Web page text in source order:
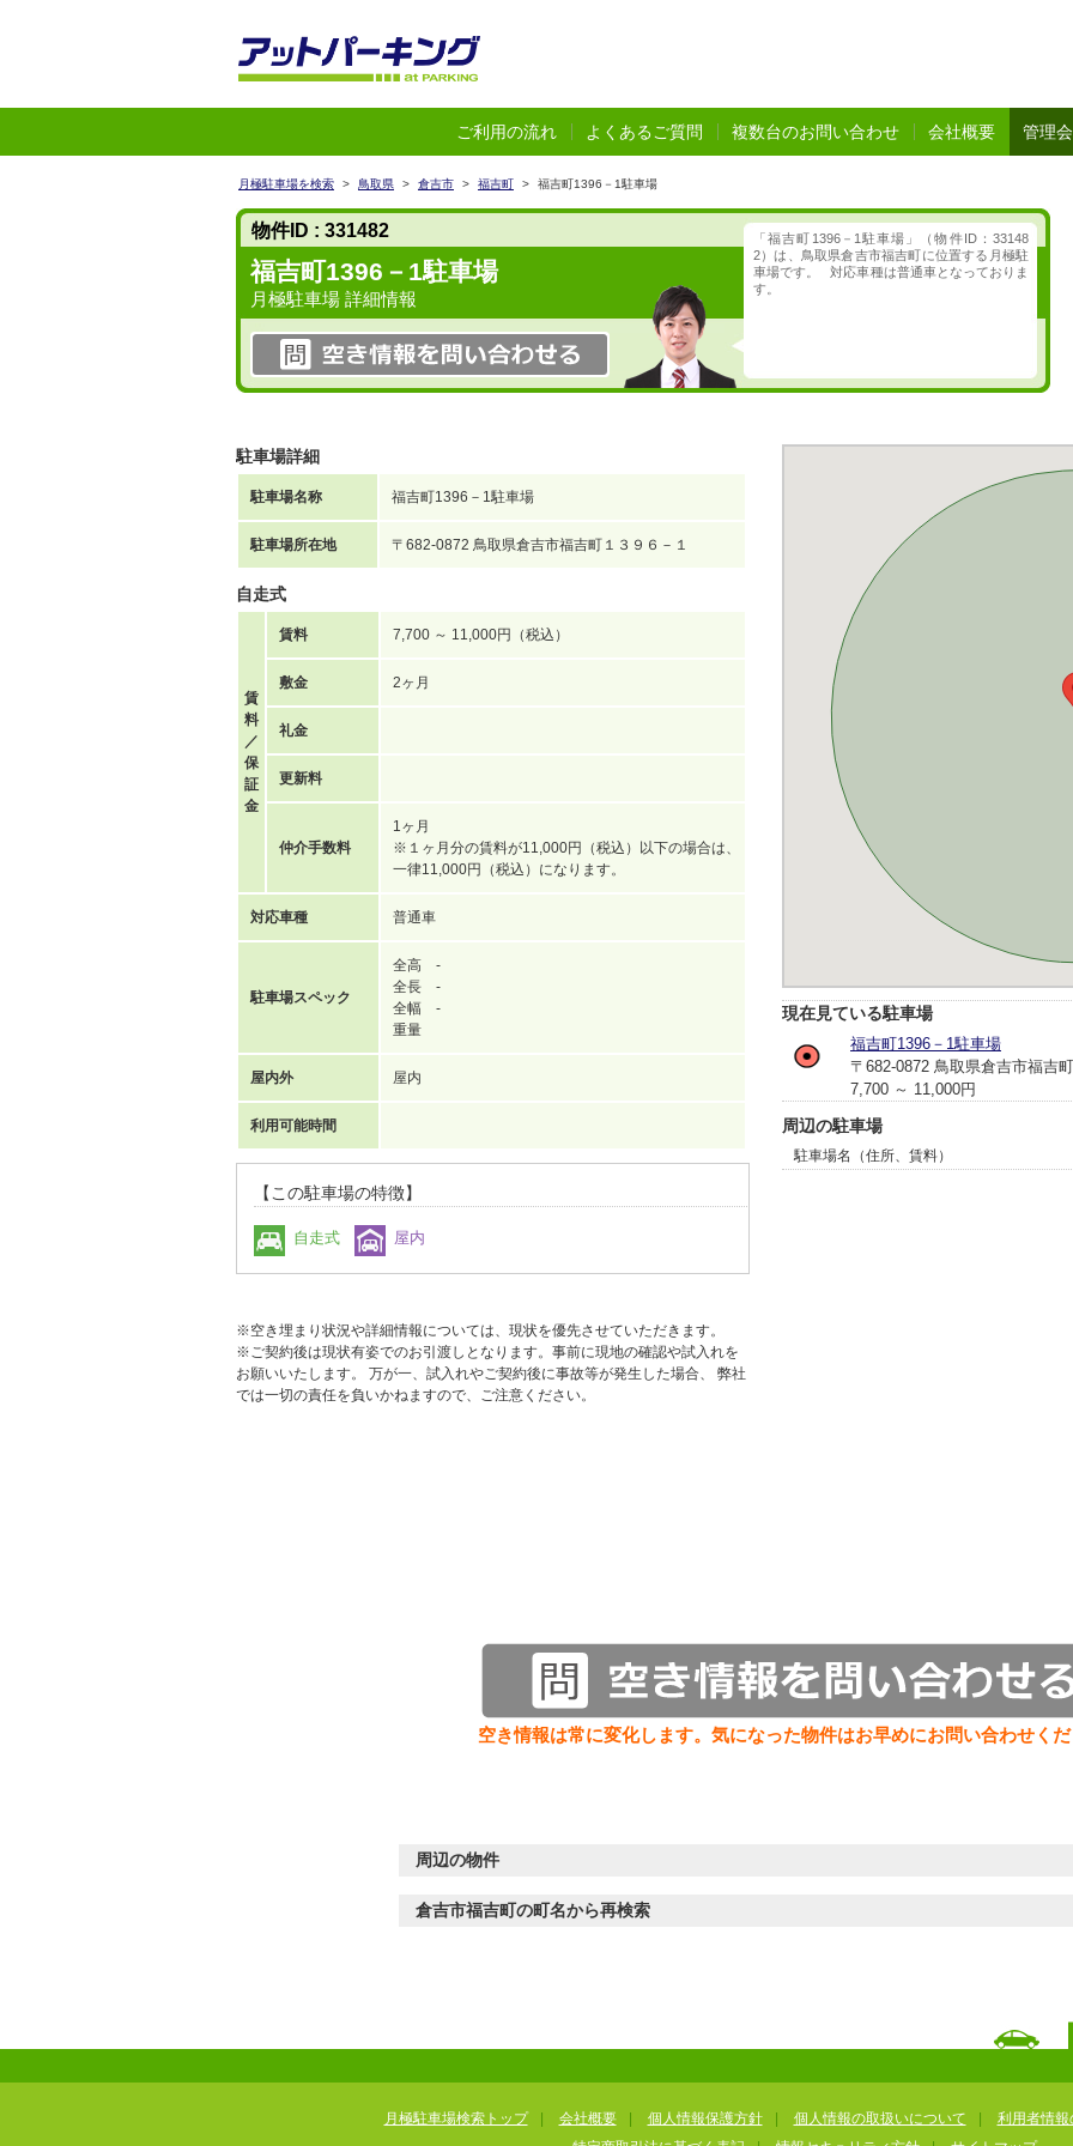
ご利用の流れ よくあるご質問 複数台のお問い合わせ 会社概要 管理
月極駐車場を検索 > 鳥取県 > 倉吉市 > 福吉町 > 福吉町1396－1駐車場
物件ID : 331482
福吉町1396－1駐車場
月極駐車場 詳細情報
「福吉町1396－1駐車場」（物件ID：33148
2）は、鳥取県倉吉市福吉町に位置する月極駐
車場です。 対応車種は普通車となっておりま
す。
駐車場詳細
駐車場名称 福吉町1396－1駐車場
駐車場所在地 〒682-0872 鳥取県倉吉市福吉町１３９６－１
自走式
賃
料
／
保
証
金
賃料 7,700 ～ 11,000円（税込）
敷金 2ヶ月
礼金
更新料
仲介手数料
1ヶ月
※１ヶ月分の賃料が11,000円（税込）以下の場合は、
一律11,000円（税込）になります。
対応車種 普通車
駐車場スペック
全高 -
全長 -
全幅 -
重量
屋内外 屋内
利用可能時間
【この駐車場の特徴】
自走式 屋内
※空き埋まり状況や詳細情報については、現状を優先させていただきます。
※ご契約後は現状有姿でのお引渡しとなります。事前に現地の確認や試入れを
お願いいたします。 万が一、試入れやご契約後に事故等が発生した場合、 弊社
では一切の責任を負いかねますので、ご注意ください。
現在見ている駐車場
福吉町1396－1駐車場
〒682-0872 鳥取県倉吉市福吉
7,700 ～ 11,000円
周辺の駐車場
駐車場名（住所、賃料）
空き情報は常に変化します。気になった物件はお早めにお問い合わせく
周辺の物件
倉吉市福吉町の町名から再検索
月極駐車場検索トップ 会社概要 個人情報保護方針 個人情報の取扱いについて
利用者情